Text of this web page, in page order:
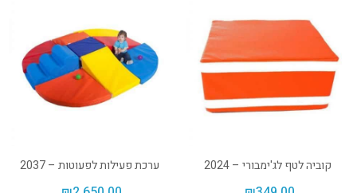
קוביה לטף לג'ימבורי – 2024 ערכת פעילות לפעוטות – 2037